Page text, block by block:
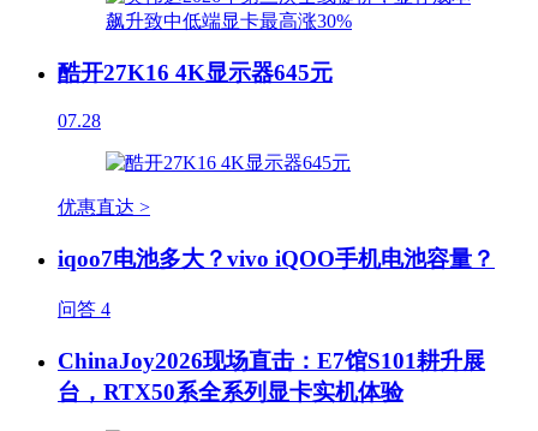
酷开27K16 4K显示器645元
07.28
优惠直达 >
iqoo7电池多大？vivo iQOO手机电池容量？
问答 4
ChinaJoy2026现场直击：E7馆S101耕升展
台，RTX50系全系列显卡实机体验